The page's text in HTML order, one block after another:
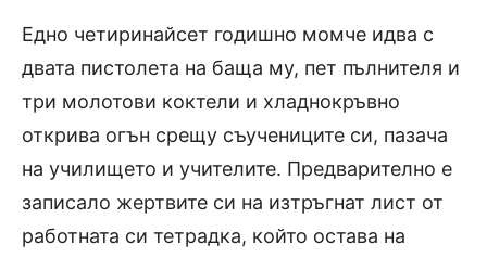
Едно четиринайсет годишно момче идва с
двата пистолета на баща му, пет пълнителя и
три молотови коктели и хладнокръвно
открива огън срещу съучениците си, пазача
на училището и учителите. Предварително е
записало жертвите си на изтръгнат лист от
работната си тетрадка, който остава на